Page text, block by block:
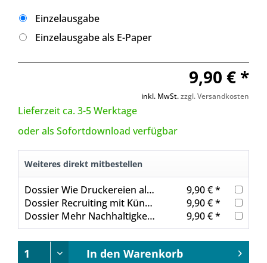
Einzelausgabe
Einzelausgabe als E-Paper
9,90 € *
inkl. MwSt.zzgl. Versandkosten
Lieferzeit ca. 3-5 Werktage
oder als Sofortdownload verfügbar
Weiteres direkt mitbestellen
Dossier Wie Druckereien als Arbeitgeber attraktiver werden
9,90 € *
Dossier Recruiting mit Künstlicher Intelligenz
9,90 € *
Dossier Mehr Nachhaltigkeit für Druckereien
9,90 € *
In den Warenkorb